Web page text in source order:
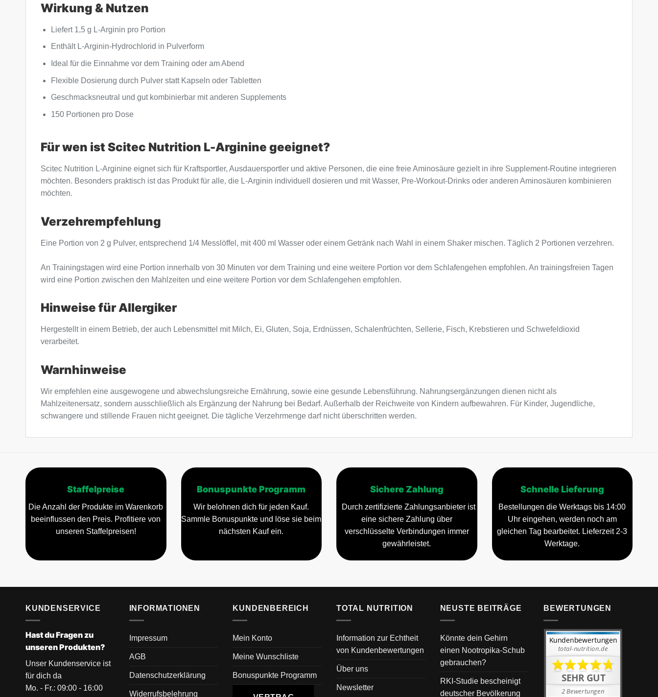
Wirkung & Nutzen
Liefert 1,5 g L-Arginin pro Portion
Enthält L-Arginin-Hydrochlorid in Pulverform
Ideal für die Einnahme vor dem Training oder am Abend
Flexible Dosierung durch Pulver statt Kapseln oder Tabletten
Geschmacksneutral und gut kombinierbar mit anderen Supplements
150 Portionen pro Dose
Für wen ist Scitec Nutrition L-Arginine geeignet?
Scitec Nutrition L-Arginine eignet sich für Kraftsportler, Ausdauersportler und aktive Personen, die eine freie Aminosäure gezielt in ihre Supplement-Routine integrieren
möchten. Besonders praktisch ist das Produkt für alle, die L-Arginin individuell dosieren und mit Wasser, Pre-Workout-Drinks oder anderen Aminosäuren kombinieren
möchten.
Verzehrempfehlung
Eine Portion von 2 g Pulver, entsprechend 1/4 Messlöffel, mit 400 ml Wasser oder einem Getränk nach Wahl in einem Shaker mischen. Täglich 2 Portionen verzehren.
An Trainingstagen wird eine Portion innerhalb von 30 Minuten vor dem Training und eine weitere Portion vor dem Schlafengehen empfohlen. An trainingsfreien Tagen
wird eine Portion zwischen den Mahlzeiten und eine weitere Portion vor dem Schlafengehen empfohlen.
Hinweise für Allergiker
Hergestellt in einem Betrieb, der auch Lebensmittel mit Milch, Ei, Gluten, Soja, Erdnüssen, Schalenfrüchten, Sellerie, Fisch, Krebstieren und Schwefeldioxid
verarbeitet.
Warnhinweise
Wir empfehlen eine ausgewogene und abwechslungsreiche Ernährung, sowie eine gesunde Lebensführung. Nahrungsergänzungen dienen nicht als
Mahlzeitenersatz, sondern ausschließlich als Ergänzung der Nahrung bei Bedarf. Außerhalb der Reichweite von Kindern aufbewahren. Für Kinder, Jugendliche,
schwangere und stillende Frauen nicht geeignet. Die tägliche Verzehrmenge darf nicht überschritten werden.
Staffelpreise
Die Anzahl der Produkte im Warenkorb
beeinflussen den Preis. Profitiere von
unseren Staffelpreisen!
Bonuspunkte Programm
Wir belohnen dich für jeden Kauf.
Sammle Bonuspunkte und löse sie beim
nächsten Kauf ein.
Sichere Zahlung
Durch zertifizierte Zahlungsanbieter ist
eine sichere Zahlung über
verschlüsselte Verbindungen immer
gewährleistet.
Schnelle Lieferung
Bestellungen die Werktags bis 14:00
Uhr eingehen, werden noch am
gleichen Tag bearbeitet. Lieferzeit 2-3
Werktage.
KUNDENSERVICE
Hast du Fragen zu
unseren Produkten?
Unser Kundenservice ist
für dich da
Mo. - Fr.: 09:00 - 16:00
INFORMATIONEN
Impressum
AGB
Datenschutzerklärung
Widerrufsbelehrung
KUNDENBEREICH
Mein Konto
Meine Wunschliste
Bonuspunkte Programm
TOTAL NUTRITION
Information zur Echtheit
von Kundenbewertungen
Über uns
Newsletter
NEUSTE BEITRÄGE
Könnte dein Gehirn
einen Nootropika-Schub
gebrauchen?
RKI-Studie bescheinigt
deutscher Bevölkerung
BEWERTUNGEN